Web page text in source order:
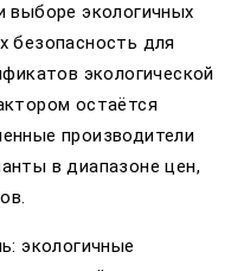
выборе экологичных
безопасность для
экологической
остаётся
производители
в диапазоне цен,
экологичные